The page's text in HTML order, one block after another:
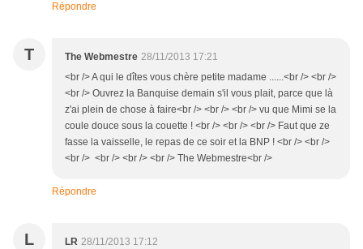
Répondre
T The Webmestre 28/11/2013 17:21
<br /> A qui le dîtes vous chère petite madame ......<br /> <br />
<br /> Ouvrez la Banquise demain s'il vous plait, parce que là
z'ai plein de chose à faire<br /> <br /> <br /> vu que Mimi se la
coule douce sous la couette ! <br /> <br /> <br /> Faut que ze
fasse la vaisselle, le repas de ce soir et la BNP ! <br /> <br />
<br /> <br /> <br /> <br /> The Webmestre<br />
Répondre
L LR 28/11/2013 17:12